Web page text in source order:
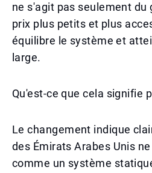
ne s'agit pas seulement du
prix plus petits et plus
équilibre le système et
large.
Qu'est-ce que cela signifie
Le changement indique
des Émirats Arabes Unis
comme un système